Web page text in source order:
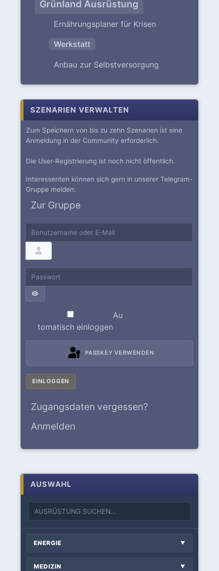
AUSWAHL
ENERGIE ▼
MEDIZIN ▼
Grünland Ausrüstung
Ernährungsplaner für Krisen
Werkstatt
Anbau zur Selbstversorgung
SZENARIEN VERWALTEN
Zum Speichern von bis zu zehn Szenarien ist eine
Anmeldung in der Community erforderlich.
Die User-Registrierung ist noch nicht öffentlich.
Interessenten können sich gern in unserer Telegram-
Gruppe melden:
Zur Gruppe
Benutzername oder E-Mail
Passwort
PASSWORT ANZEIGEN
Au
tomatisch einloggen
PASSKEY VERWENDEN
EINLOGGEN
Zugangsdaten vergessen?
Anmelden